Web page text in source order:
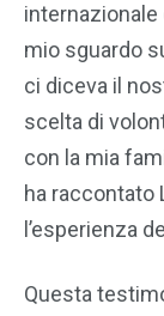
internazionale
mio sguardo
ci diceva il
scelta di
con la mia
ha raccontato
l’esperienza
Questa